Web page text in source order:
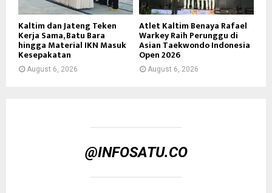
Kaltim dan Jateng Teken
Kerja Sama, Batu Bara
hingga Material IKN Masuk
Kesepakatan
August 6, 2026
Atlet Kaltim Benaya Rafael
Warkey Raih Perunggu di
Asian Taekwondo Indonesia
Open 2026
August 6, 2026
@INFOSATU.CO